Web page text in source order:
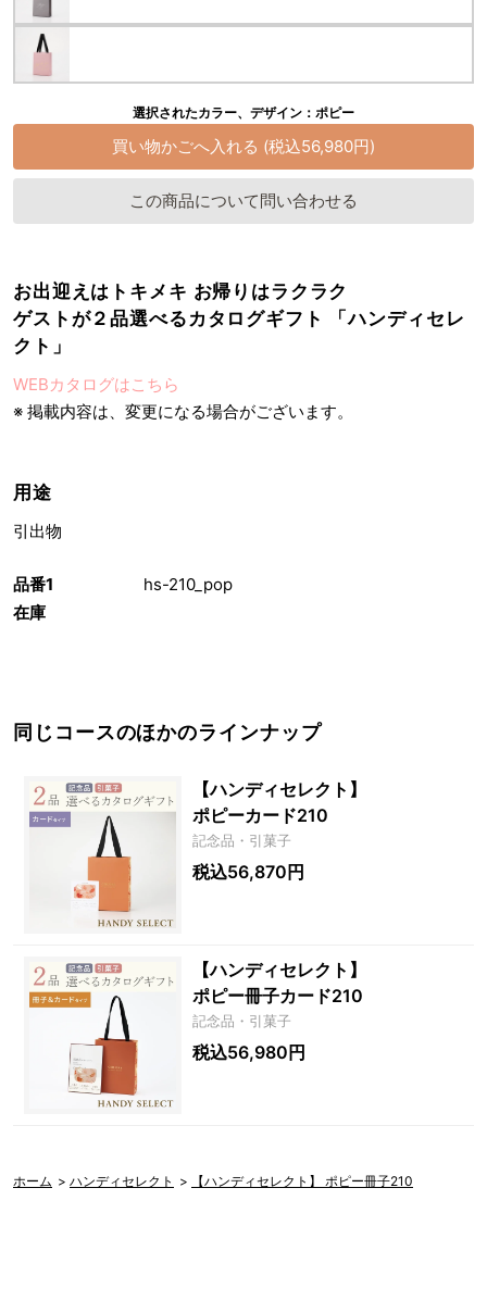
品番1
hs-210_pop
在庫
選択されたカラー、デザイン：ポピー
この商品について問い合わせる
お出迎えはトキメキ お帰りはラクラク
ゲストが２品選べるカタログギフト 「ハンディセレ
クト」
WEBカタログはこちら
※ 掲載内容は、変更になる場合がございます。
用途
引出物
同じコースのほかのラインナップ
【ハンディセレクト】
ポピーカード210
記念品・引菓子
税込56,870円
【ハンディセレクト】
ポピー冊子カード210
記念品・引菓子
税込56,980円
ホーム > ハンディセレクト > 【ハンディセレクト】 ポピー冊子210